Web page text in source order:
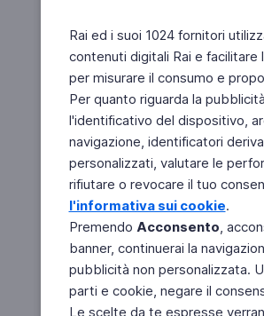
Rai ed i suoi 1024 fornitori
contenuti digitali Rai e
per misurare il consumo e
Per quanto riguarda la
l'identificativo del dispositivo,
navigazione, identificatori
personalizzati, valutare le
rifiutare o revocare il tuo
l'informativa sui cookie.
Premendo Acconsento,
banner, continuerai la
pubblicità non personalizzata.
parti e cookie, negare il
Le scelte da te espresse